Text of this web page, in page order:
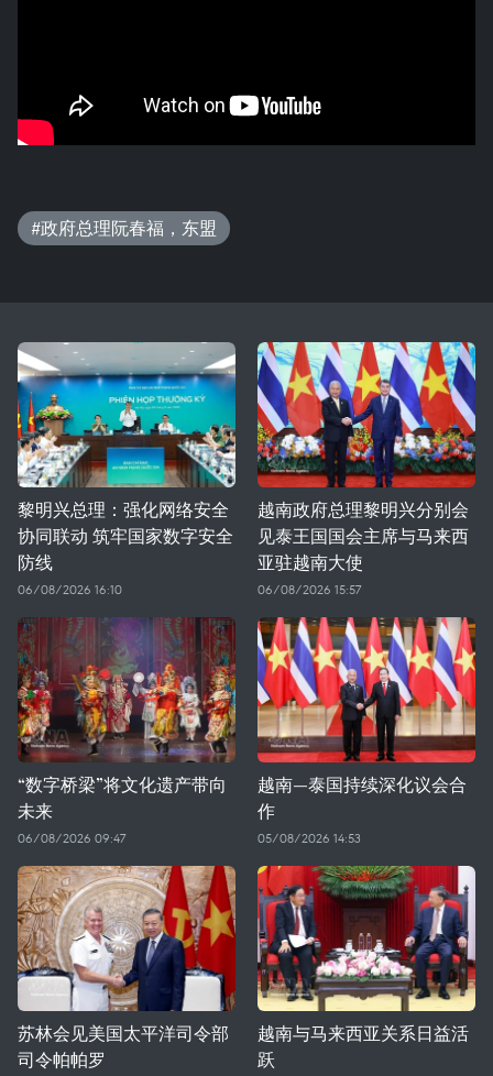
#政府总理阮春福，东盟
黎明兴总理：强化网络安全
协同联动 筑牢国家数字安全
防线
06/08/2026 16:10
越南政府总理黎明兴分别会
见泰王国国会主席与马来西
亚驻越南大使
06/08/2026 15:57
“数字桥梁”将文化遗产带向
未来
06/08/2026 09:47
越南—泰国持续深化议会合
作
05/08/2026 14:53
苏林会见美国太平洋司令部
司令帕帕罗
越南与马来西亚关系日益活
跃